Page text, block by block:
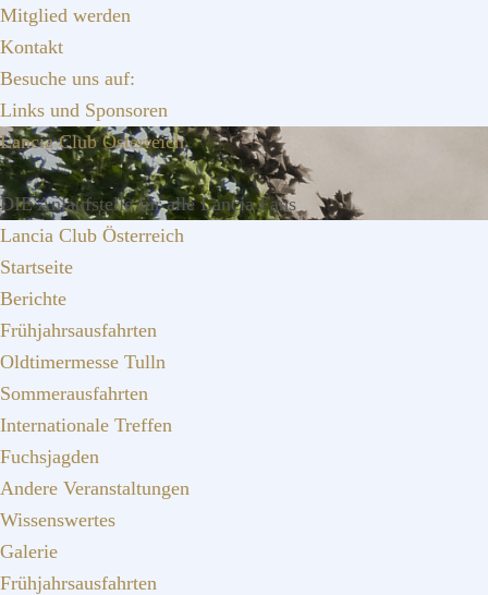
Zur
springen
Zum
springen
Zur
springen
Mitglied werden
Kontakt
Besuche uns auf:
Links und Sponsoren
Lancia Club Österreich
DIE Anlaufstelle für alle Lancia Fans
Lancia Club Österreich
Startseite
Berichte
Frühjahrsausfahrten
Oldtimermesse Tulln
Sommerausfahrten
Internationale Treffen
Fuchsjagden
Andere Veranstaltungen
Wissenswertes
Galerie
Frühjahrsausfahrten